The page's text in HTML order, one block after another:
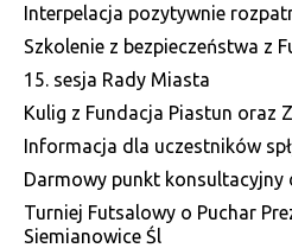
Interpelacja pozytywnie
Szkolenie z bezpieczeństwa z
15. sesja Rady Miasta
Kulig z Fundacja Piastun oraz
Informacja dla uczestników
Darmowy punkt konsultacyjny
Turniej Futsalowy o Puchar
Siemianowice Śl